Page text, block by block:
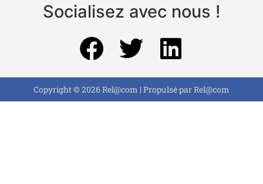
Socialisez avec nous !
Copyright © 2026 Rel@com | Propulsé par Rel@com